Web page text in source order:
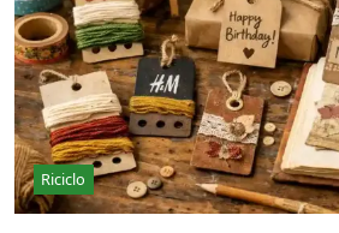
Riciclo